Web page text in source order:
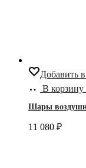
Добавить
В корзину
Шары
11 080 ₽